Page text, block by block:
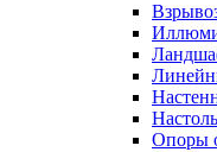
Опоры